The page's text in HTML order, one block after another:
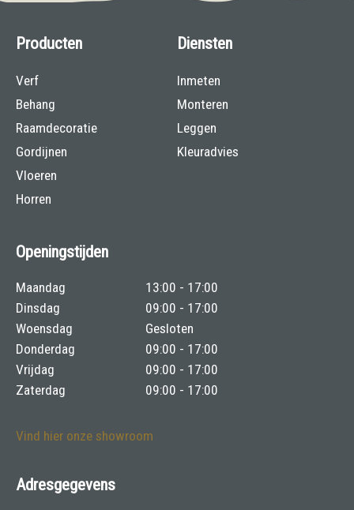
Producten
Verf
Behang
Raamdecoratie
Gordijnen
Vloeren
Horren
Diensten
Inmeten
Monteren
Leggen
Kleuradvies
Openingstijden
Maandag
13:00 - 17:00
Dinsdag
09:00 - 17:00
Woensdag
Gesloten
Donderdag
09:00 - 17:00
Vrijdag
09:00 - 17:00
Zaterdag
09:00 - 17:00
Vind hier onze showroom
Adresgegevens